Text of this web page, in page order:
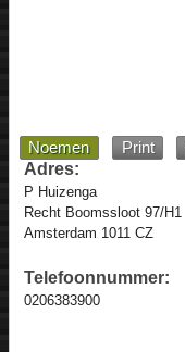
Noemen Print
Adres:
P Huizenga
Recht Boomssloot 97/H1
Amsterdam 1011 CZ
Telefoonnummer:
0206383900